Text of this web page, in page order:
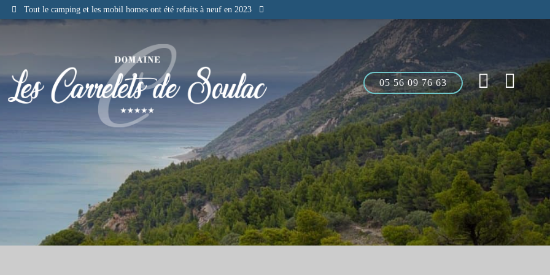
Tout le camping et les mobil homes ont été refaits à neuf en 2023
05 56 09 76 63